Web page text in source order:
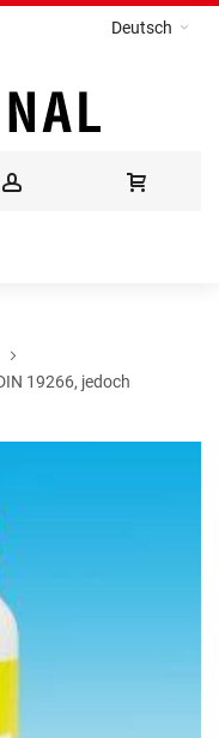
Deutsch
19266, jedoch